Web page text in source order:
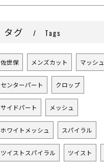
タグ Tags
佐世保 メンズカット マッシュ
センターパート クロップ
サイドパート メッシュ
ホワイトメッシュ スパイラル
ツイストスパイラル ツイスト